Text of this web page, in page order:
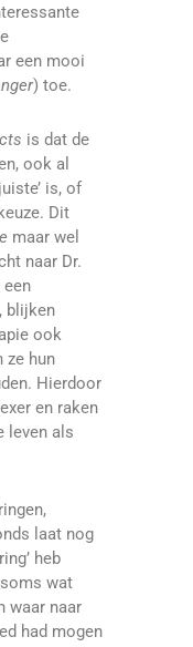
een mooi
) toe.
is dat de
ook al
is, of
Dit
maar wel
naar Dr.
blijken
ook
ze hun
Hierdoor
en raken
leven als
laat nog
heb
wat
waar naar
had mogen